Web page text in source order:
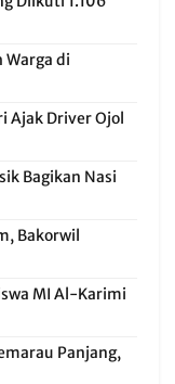
Warga di
Ajak Driver Ojol
Bagikan Nasi
Bakorwil
MI Al-Karimi
Panjang,